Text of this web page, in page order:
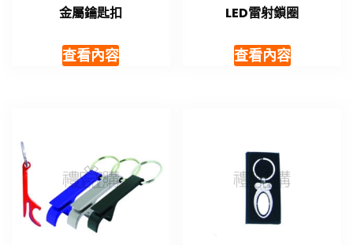
金屬鑰匙扣
查看內容
LED雷射鎖圈
查看內容